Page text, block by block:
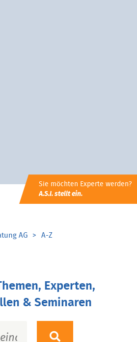
Sie möchten Experte werden?
A.S.I. stellt ein.
AG A-Z
Experten,
& Seminaren